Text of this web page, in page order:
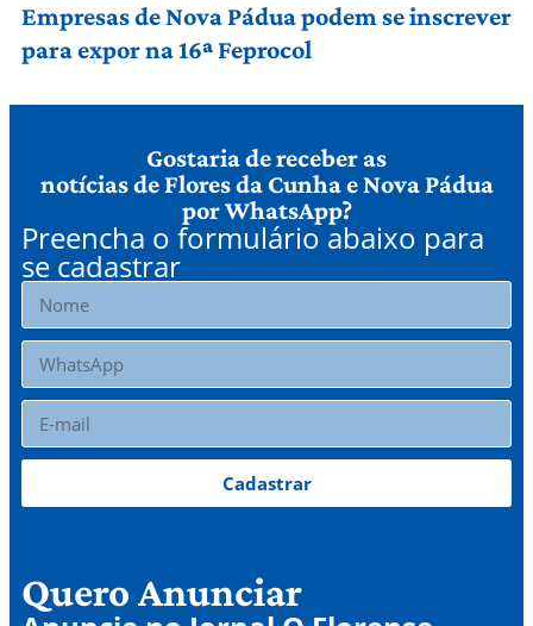
Empresas de Nova Pádua podem se inscrever
para expor na 16ª Feprocol
Gostaria de receber as
notícias de Flores da Cunha e Nova Pádua
por WhatsApp?
Preencha o formulário abaixo para
se cadastrar
Cadastrar
Quero Anunciar